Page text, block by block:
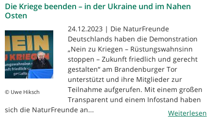
Die Kriege beenden – in der Ukraine und im Nahen
Osten
© Uwe Hiksch
24.12.2023 | Die NaturFreunde
Deutschlands haben die Demonstration
„Nein zu Kriegen – Rüstungswahnsinn
stoppen – Zukunft friedlich und gerecht
gestalten“ am Brandenburger Tor
unterstützt und ihre Mitglieder zur
Teilnahme aufgerufen. Mit einem großen
Transparent und einem Infostand haben
sich die NaturFreunde an...
Weiterlesen